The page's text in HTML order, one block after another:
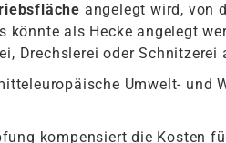
angelegt wird, von
als Hecke angelegt
Drechslerei oder Schnitzerei
Umwelt- und
kompensiert die Kosten